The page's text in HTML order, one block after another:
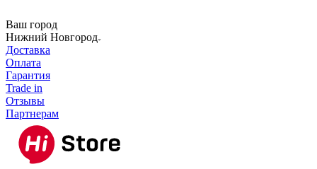
Ваш город
Нижний Новгород
Доставка
Оплата
Гарантия
Trade in
Отзывы
Партнерам